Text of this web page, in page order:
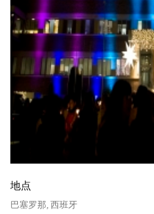
地点
巴塞罗那, 西班牙